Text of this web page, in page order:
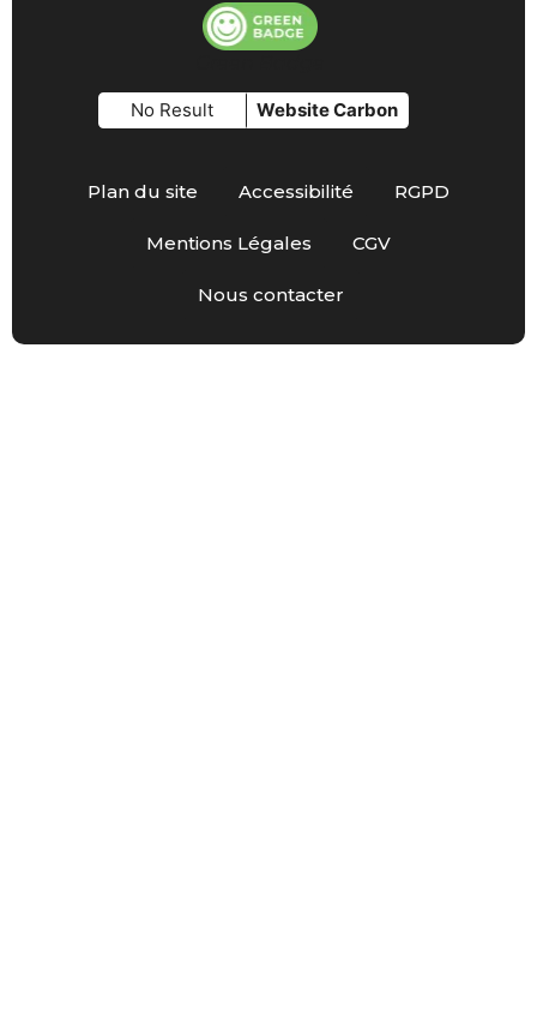
No Result Website Carbon
Plan du site Accessibilité RGPD
Mentions Légales CGV
Nous contacter